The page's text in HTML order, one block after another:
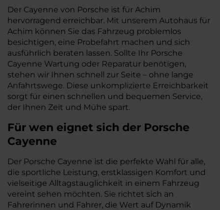
Der Cayenne von Porsche ist für Achim
hervorragend erreichbar. Mit unserem Autohaus für
Achim können Sie das Fahrzeug problemlos
besichtigen, eine Probefahrt machen und sich
ausführlich beraten lassen. Sollte Ihr Porsche
Cayenne Wartung oder Reparatur benötigen,
stehen wir Ihnen schnell zur Seite – ohne lange
Anfahrtswege. Diese unkomplizierte Erreichbarkeit
sorgt für einen schnellen und bequemen Service,
der Ihnen Zeit und Mühe spart.
Für wen eignet sich der Porsche
Cayenne
Der Porsche Cayenne ist die perfekte Wahl für alle,
die sportliche Leistung, erstklassigen Komfort und
vielseitige Alltagstauglichkeit in einem Fahrzeug
vereint sehen möchten. Sie richtet sich an
Fahrerinnen und Fahrer, die Wert auf Dynamik